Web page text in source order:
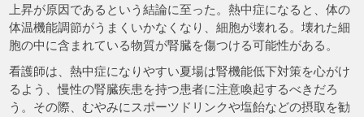
上昇が原因であるという結論に至った。熱中症になると、体の
体温機能調節がうまくいかなくなり、細胞が壊れる。壊れた細
胞の中に含まれている物質が腎臓を傷つける可能性がある。
看護師は、熱中症になりやすい夏場は腎機能低下対策を心がけ
るよう、慢性の腎臓疾患を持つ患者に注意喚起するべきだろ
う。その際、むやみにスポーツドリンクや塩飴などの摂取を勧